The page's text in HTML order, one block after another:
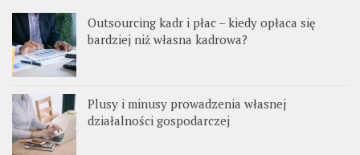
Outsourcing kadr i płac – kiedy opłaca się
bardziej niż własna kadrowa?
Plusy i minusy prowadzenia własnej
działalności gospodarczej